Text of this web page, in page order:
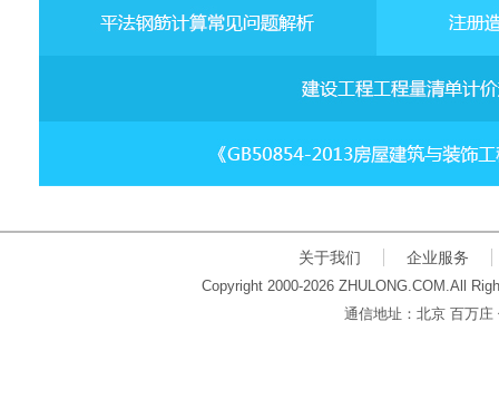
关于我们 企业服务
Copyright 2000-2026 ZHULONG.COM.All
通信地址：北京 百万